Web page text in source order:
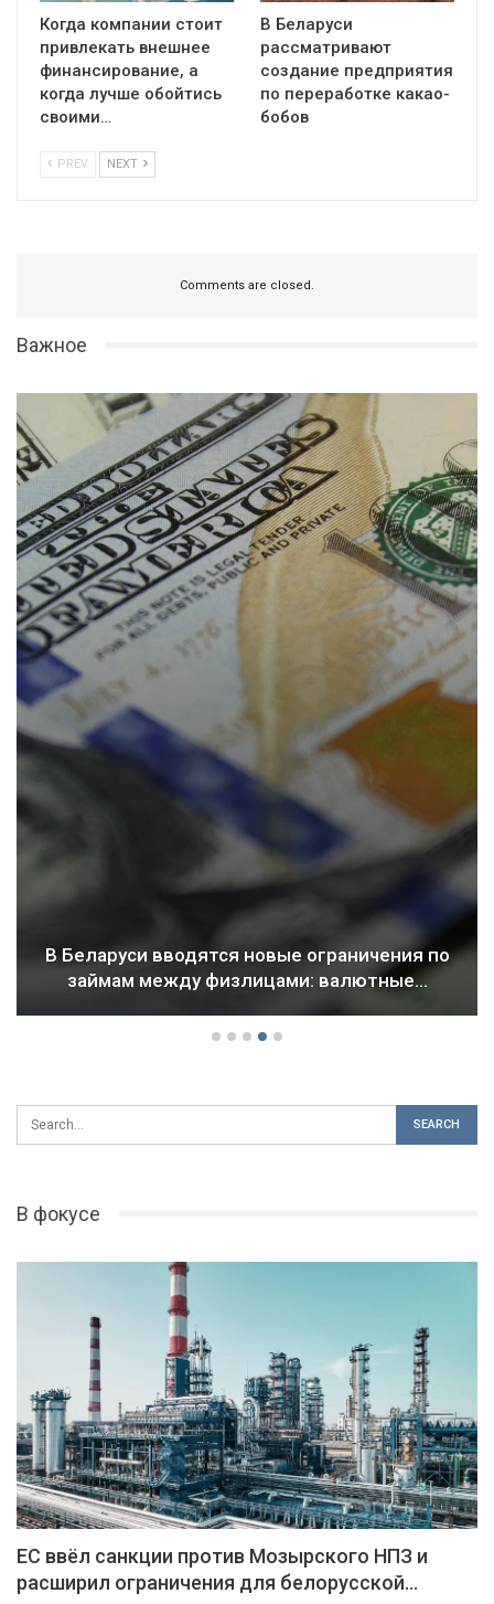
Когда компании стоит
привлекать внешнее
финансирование, а
когда лучше обойтись
своими…
В Беларуси
рассматривают
создание предприятия
по переработке какао-
бобов
PREV NEXT
Comments are closed.
Важное
В Беларуси вводятся новые ограничения по
займам между физлицами: валютные…
В фокусе
ЕС ввёл санкции против Мозырского НПЗ и
расширил ограничения для белорусской…